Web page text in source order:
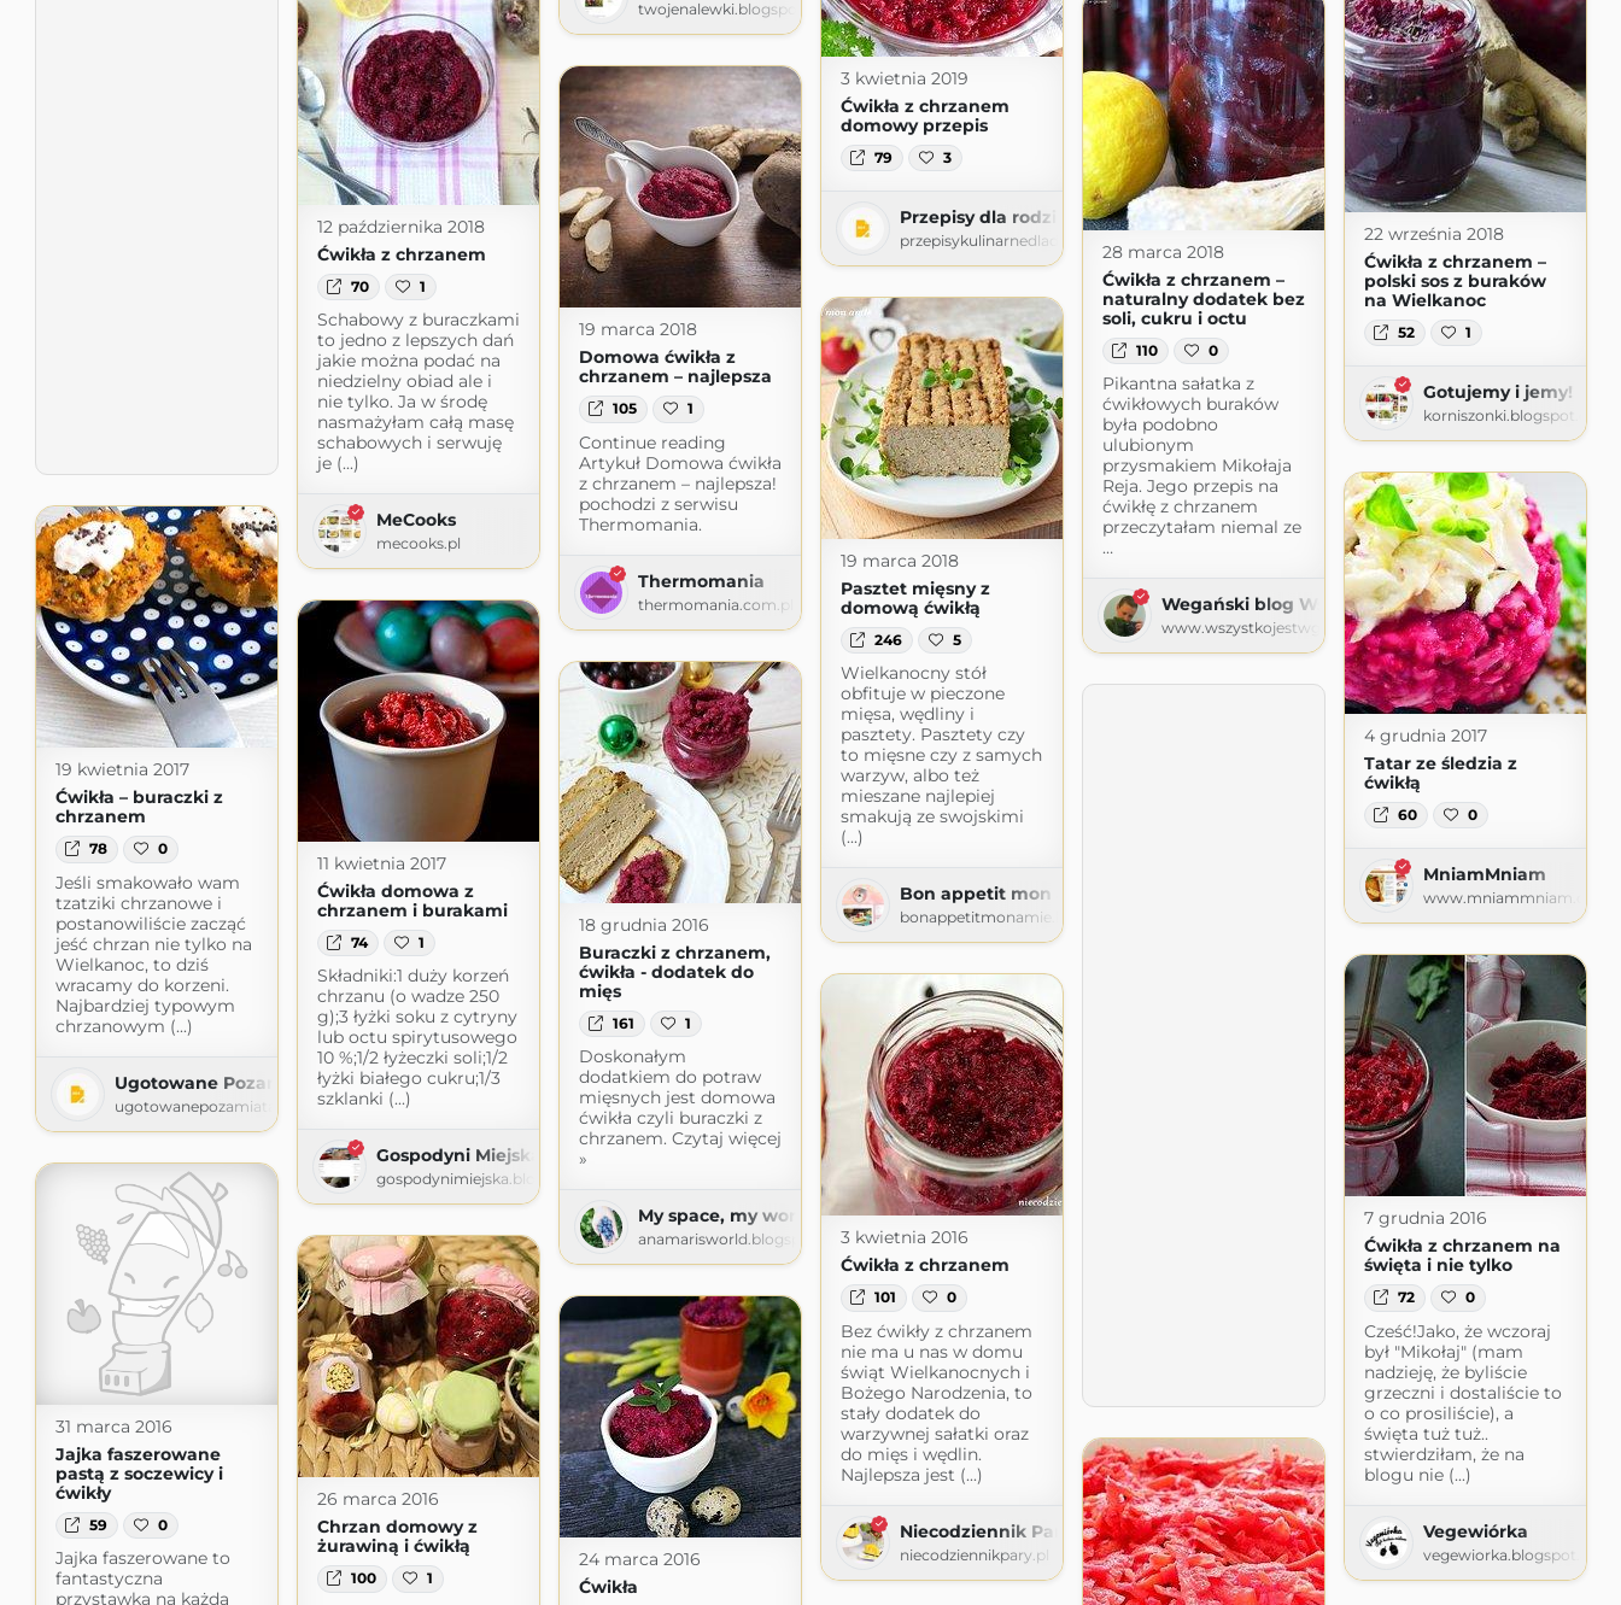
twojenalewki.blogspot.com
3 kwietnia 2019
Ćwikła z chrzanem
domowy przepis
79 3
Przepisy dla rodziny
przepisykulinarnedladzieci.blogspot.com
12 października 2018
Ćwikła z chrzanem
70 1
Schabowy z buraczkami
to jedno z lepszych dań
jakie można podać na
niedzielny obiad ale i
nie tylko. Ja w środę
nasmażyłam całą masę
schabowych i serwuję
je (...)
MeCooks
mecooks.pl
22 września 2018
Ćwikła z chrzanem –
polski sos z buraków
na Wielkanoc
52 1
Gotujemy i jemy!
korniszonki.blogspot.com
28 marca 2018
Ćwikła z chrzanem –
naturalny dodatek bez
soli, cukru i octu
110 0
Pikantna sałatka z
ćwikłowych buraków
była podobno
ulubionym
przysmakiem Mikołaja
Reja. Jego przepis na
ćwikłę z chrzanem
przeczytałam niemal ze
…
Wegański blog Wszystko jest w głowie
www.wszystkojestwglowie.pl
19 marca 2018
Domowa ćwikła z
chrzanem – najlepsza
105 1
Continue reading
Artykuł Domowa ćwikła
z chrzanem – najlepsza!
pochodzi z serwisu
Thermomania.
Thermomania
thermomania.com.pl
19 marca 2018
Pasztet mięsny z
domową ćwikłą
246 5
Wielkanocny stół
obfituje w pieczone
mięsa, wędliny i
pasztety. Pasztety czy
to mięsne czy z samych
warzyw, albo też
mieszane najlepiej
smakują ze swojskimi
(...)
Bon appetit mon amie
bonappetitmonamie.blogspot.com
4 grudnia 2017
Tatar ze śledzia z
ćwikłą
60 0
MniamMniam
www.mniammniam.com
19 kwietnia 2017
Ćwikła – buraczki z
chrzanem
78 0
Jeśli smakowało wam
tzatziki chrzanowe i
postanowiliście zacząć
jeść chrzan nie tylko na
Wielkanoc, to dziś
wracamy do korzeni.
Najbardziej typowym
chrzanowym (...)
Ugotowane Pozamiatane
ugotowanepozamiatane.pl
11 kwietnia 2017
Ćwikła domowa z
chrzanem i burakami
74 1
Składniki:1 duży korzeń
chrzanu (o wadze 250
g);3 łyżki soku z cytryny
lub octu spirytusowego
10 %;1/2 łyżeczki soli;1/2
łyżki białego cukru;1/3
szklanki (...)
Gospodyni Miejska
gospodynimiejska.blogspot.com
18 grudnia 2016
Buraczki z chrzanem,
ćwikła - dodatek do
mięs
161 1
Doskonałym
dodatkiem do potraw
mięsnych jest domowa
ćwikła czyli buraczki z
chrzanem. Czytaj więcej
»
My space, my world. Ana Mari's world.
anamarisworld.blogspot.com
7 grudnia 2016
Ćwikła z chrzanem na
święta i nie tylko
72 0
Cześć!Jako, że wczoraj
był "Mikołaj" (mam
nadzieję, że byliście
grzeczni i dostaliście to
o co prosiliście), a
święta tuż tuż..
stwierdziłam, że na
blogu nie (...)
Vegewiórka
vegewiorka.blogspot.com
3 kwietnia 2016
Ćwikła z chrzanem
101 0
Bez ćwikły z chrzanem
nie ma u nas w domu
świąt Wielkanocnych i
Bożego Narodzenia, to
stały dodatek do
warzywnej sałatki oraz
do mięs i wędlin.
Najlepsza jest (...)
Niecodziennik Pary
niecodziennikpary.pl
31 marca 2016
Jajka faszerowane
pastą z soczewicy i
ćwikły
59 0
Jajka faszerowane to
fantastyczna
przystawka na każdą
26 marca 2016
Chrzan domowy z
żurawiną i ćwikłą
100 1
24 marca 2016
Ćwikła